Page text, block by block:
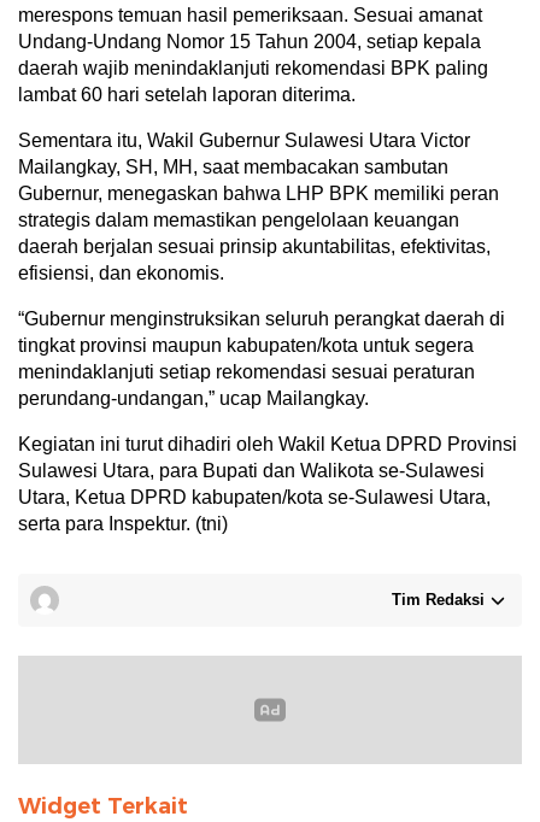
merespons temuan hasil pemeriksaan. Sesuai amanat
Undang-Undang Nomor 15 Tahun 2004, setiap kepala
daerah wajib menindaklanjuti rekomendasi BPK paling
lambat 60 hari setelah laporan diterima.
Sementara itu, Wakil Gubernur Sulawesi Utara Victor
Mailangkay, SH, MH, saat membacakan sambutan
Gubernur, menegaskan bahwa LHP BPK memiliki peran
strategis dalam memastikan pengelolaan keuangan
daerah berjalan sesuai prinsip akuntabilitas, efektivitas,
efisiensi, dan ekonomis.
“Gubernur menginstruksikan seluruh perangkat daerah di
tingkat provinsi maupun kabupaten/kota untuk segera
menindaklanjuti setiap rekomendasi sesuai peraturan
perundang-undangan,” ucap Mailangkay.
Kegiatan ini turut dihadiri oleh Wakil Ketua DPRD Provinsi
Sulawesi Utara, para Bupati dan Walikota se-Sulawesi
Utara, Ketua DPRD kabupaten/kota se-Sulawesi Utara,
serta para Inspektur. (tni)
Tim Redaksi
Widget Terkait